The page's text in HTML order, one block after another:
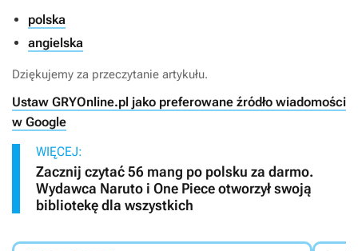
polska
angielska
Dziękujemy za przeczytanie artykułu.
Ustaw GRYOnline.pl jako preferowane źródło wiadomości
w Google
WIĘCEJ:
Zacznij czytać 56 mang po polsku za darmo.
Wydawca Naruto i One Piece otworzył swoją
bibliotekę dla wszystkich